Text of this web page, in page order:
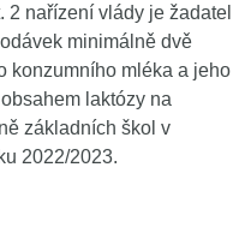
2 nařízení vlády je žadatel
minimálně dvě
konzumního mléka a jeho
laktózy na
základních škol v
2022/2023.